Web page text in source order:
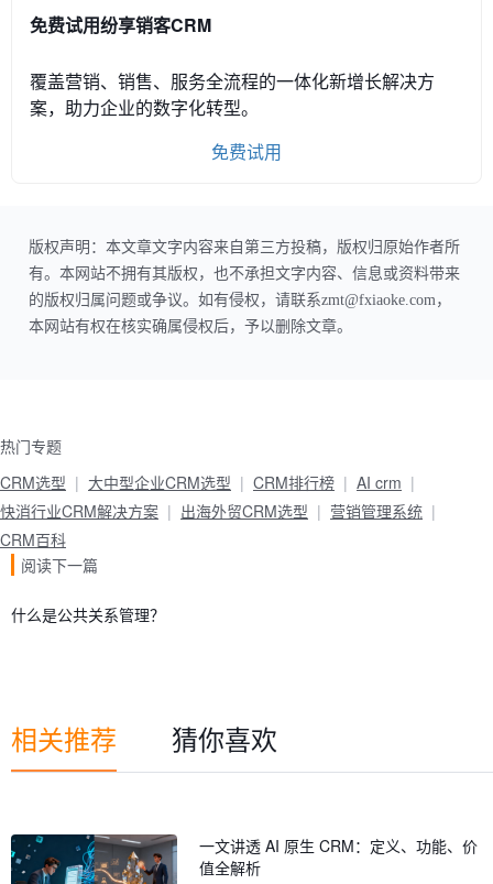
免费试用纷享销客CRM
覆盖营销、销售、服务全流程的一体化新增长解决方
案，助力企业的数字化转型。
免费试用
版权声明：本文章文字内容来自第三方投稿，版权归原始作者所
有。本网站不拥有其版权，也不承担文字内容、信息或资料带来
的版权归属问题或争议。如有侵权，请联系zmt@fxiaoke.com，
本网站有权在核实确属侵权后，予以删除文章。
热门专题
CRM选型
大中型企业CRM选型 CRM排行榜
AI crm
快消行业CRM解决方案
出海外贸CRM选型
营销管理系统
CRM百科
阅读下一篇
什么是公共关系管理？
相关推荐 猜你喜欢
一文讲透 AI 原生 CRM：定义、功能、价
值全解析